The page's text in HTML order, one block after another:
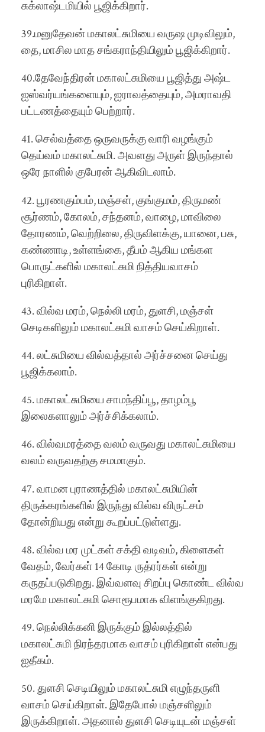
சுக்லாஷ்டமியில் பூஜிக்கிறார்.
39.மனுதேவன் மகாலட்சுமியை வருஷ முடிவிலும்,
தை, மாசில மாத சங்கராந்தியிலும் பூஜிக்கிறார்.
40.தேவேந்திரன் மகாலட்சுமியை பூஜித்து அஷ்ட
ஐஸ்வர்யங்களையும், ஐராவத்தையும், அமராவதி
பட்டணத்தையும் பெற்றார்.
41. செல்வத்தை ஒருவருக்கு வாரி வழங்கும்
தெய்வம் மகாலட்சுமி. அவளது அருள் இருந்தால்
ஒரே நாளில் குபேரன் ஆகிவிடலாம்.
42. பூரணகும்பம், மஞ்சள், குங்குமம், திருமண்
சூர்ணம், கோலம், சந்தனம், வாழை, மாவிலை
தோரணம், வெற்றிலை, திருவிளக்கு, யானை, பசு,
கண்ணாடி, உள்ளங்கை, தீபம் ஆகிய மங்கள
பொருட்களில் மகாலட்சுமி நித்தியவாசம்
புரிகிறாள்.
43. வில்வ மரம், நெல்லி மரம், துளசி, மஞ்சள்
செடிகளிலும் மகாலட்சுமி வாசம் செய்கிறாள்.
44. லட்சுமியை வில்வத்தால் அர்ச்சனை செய்து
பூஜிக்கலாம்.
45. மகாலட்சுமியை சாமந்திப்பூ, தாழம்பூ
இலைகளாலும் அர்ச்சிக்கலாம்.
46. வில்வமரத்தை வலம் வருவது மகாலட்சுமியை
வலம் வருவதற்கு சமமாகும்.
47. வாமன புராணத்தில் மகாலட்சுமியின்
திருக்கரங்களில் இருந்து வில்வ விருட்சம்
தோன்றியது என்று கூறப்பட்டுள்ளது.
48. வில்வ மர முட்கள் சக்தி வடிவம், கிளைகள்
வேதம், வேர்கள் 14 கோடி ருத்ரர்கள் என்று
கருதப்படுகிறது. இவ்வளவு சிறப்பு கொண்ட வில்வ
மரமே மகாலட்சுமி சொரூபமாக விளங்குகிறது.
49. நெல்லிக்கனி இருக்கும் இல்லத்தில்
மகாலட்சுமி நிரந்தரமாக வாசம் புரிகிறாள் என்பது
ஐதீகம்.
50. துளசி செடியிலும் மகாலட்சுமி எழுந்தருளி
வாசம் செய்கிறாள். இதேபோல் மஞ்சளிலும்
இருக்கிறாள். அதனால் துளசி செடியுடன் மஞ்சள்